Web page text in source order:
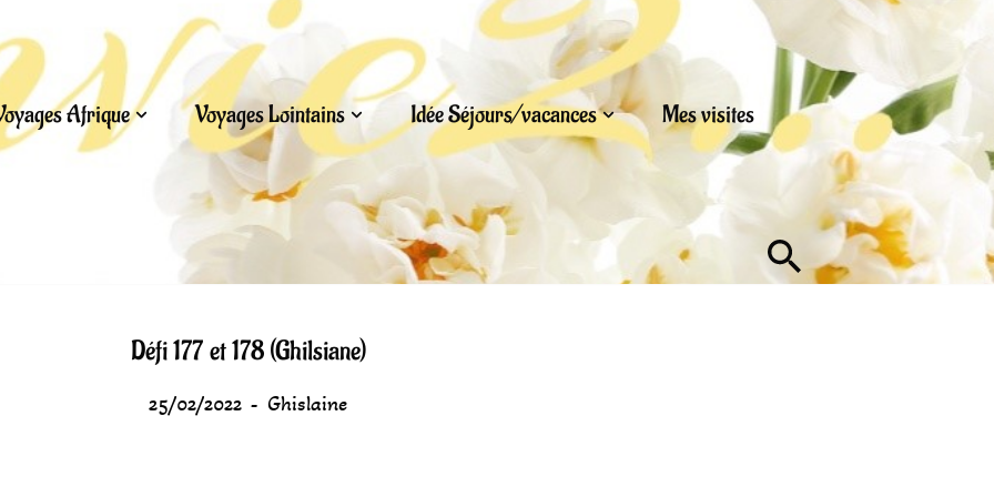
Afrique Voyages Lointains Idée Séjours/vacances Mes visites
Défi 177 et 178 (Ghilsiane)
25/02/2022 Ghislaine